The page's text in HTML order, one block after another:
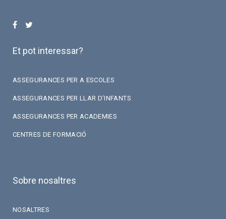
Et pot interessar?
ASSEGURANCES PER A ESCOLES
ASSEGURANCES PER LLAR D’INFANTS
ASSEGURANCES PER ACADEMIES
CENTRES DE FORMACIÓ
Sobre nosaltres
NOSALTRES